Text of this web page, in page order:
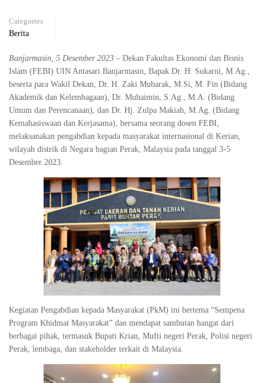
Categories
Berita
Banjarmasin, 5 Desember 2023 – Dekan Fakultas Ekonomi dan Bisnis
Islam (FEBI) UIN Antasari Banjarmasin, Bapak Dr. H. Sukarni, M.Ag.,
beserta para Wakil Dekan, Dr. H. Zaki Mubarak, M.Si, M. Fin (Bidang
Akademik dan Kelembagaan), Dr. Muhaimin, S.Ag., M.A. (Bidang
Umum dan Perencanaan), dan Dr. Hj. Zulpa Makiah, M.Ag. (Bidang
Kemahasiswaan dan Kerjasama), bersama seorang dosen FEBI,
melaksanakan pengabdian kepada masyarakat internasional di Kerian,
wilayah distrik di Negara bagian Perak, Malaysia pada tanggal 3-5
Desember 2023.
Kegiatan Pengabdian kepada Masyarakat (PkM) ini bertema “Sempena
Program Khidmat Masyarakat” dan mendapat sambutan hangat dari
berbagai pihak, termasuk Bupati Krian, Mufti negeri Perak, Polisi negeri
Perak, lembaga, dan stakeholder terkait di Malaysia.